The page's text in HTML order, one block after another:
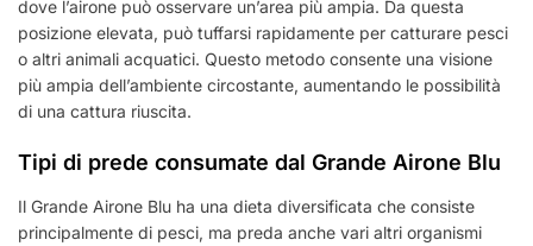
dove l’airone può osservare un’area più ampia. Da questa
posizione elevata, può tuffarsi rapidamente per catturare pesci
o altri animali acquatici. Questo metodo consente una visione
più ampia dell’ambiente circostante, aumentando le possibilità
di una cattura riuscita.
Tipi di prede consumate dal Grande Airone Blu
Il Grande Airone Blu ha una dieta diversificata che consiste
principalmente di pesci, ma preda anche vari altri organismi